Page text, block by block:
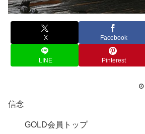
X Facebook
LINE Pinterest
信念
GOLD会員トップ